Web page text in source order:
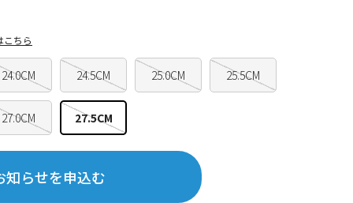
24.0CM 24.5CM 25.0CM 25.5CM
27.0CM 27.5CM
こちら
知らせを申込む